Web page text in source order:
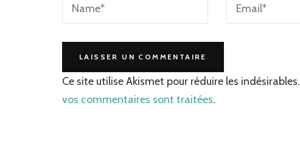
Ce site utilise Akismet pour réduire les indésirables.
vos commentaires sont traitées.